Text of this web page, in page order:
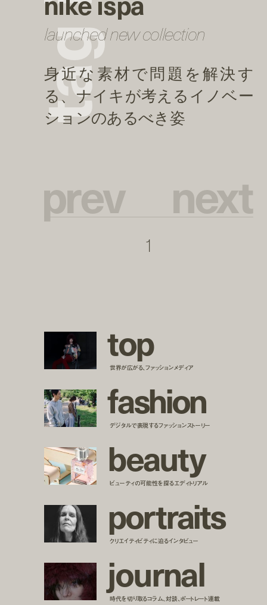
t
a
g
launched new collection
prev next
1
top
世界が広がる、ファッションメディア
fashion
デジタルで表現するファッションストーリー
beauty
ビューティの可能性を探るエディトリアル
portraits
クリエイティビティに迫るインタビュー
journal
時代を切り取るコラム、対談、ポートレート連載